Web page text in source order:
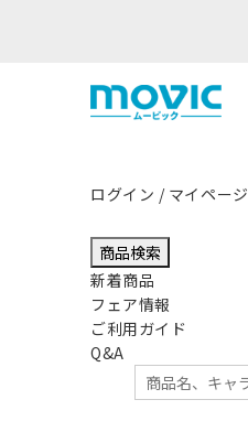
ログイン / マイページ
商品検索
新着商品
フェア情報
ご利用ガイド
Q&A